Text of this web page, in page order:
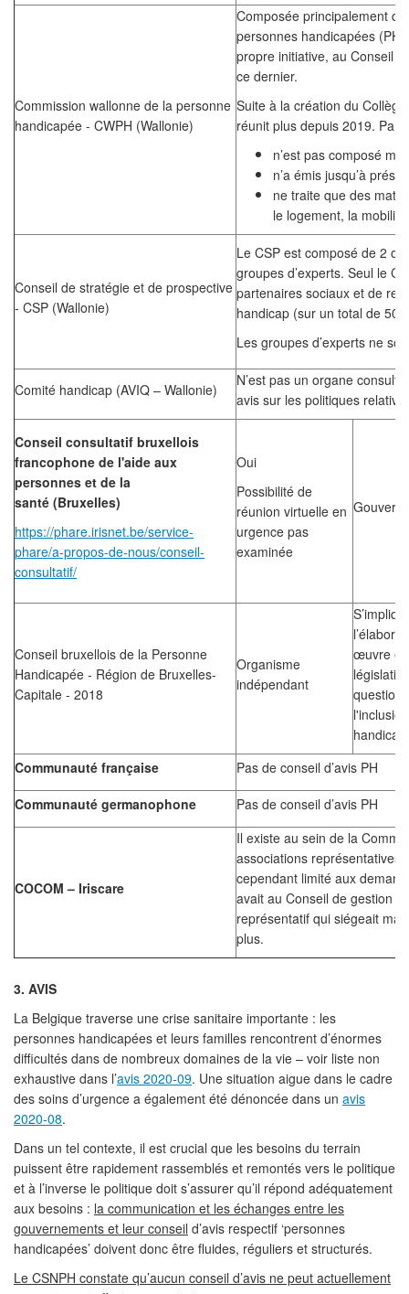
Commission wallonne de la personne
handicapée - CWPH (Wallonie)
Composée principalement
personnes handicapées
propre initiative, au Conseil
ce dernier.
Suite à la création du
réunit plus depuis 2019. Par
n’est pas composé
n’a émis jusqu’à
ne traite que des
le logement, la
Conseil de stratégie et de prospective
- CSP (Wallonie)
Le CSP est composé de 2
groupes d’experts. Seul le
partenaires sociaux et de
handicap (sur un total de 50
Les groupes d’experts ne
Comité handicap (AVIQ – Wallonie)
N’est pas un organe
avis sur les politiques
Conseil consultatif bruxellois
francophone de l'aide aux
personnes et de la
santé (Bruxelles)
https://phare.irisnet.be/service-
phare/a-propos-de-nous/conseil-
consultatif/
Oui
Possibilité de
réunion virtuelle en
urgence pas
examinée
Conseil bruxellois de la Personne
Handicapée - Région de Bruxelles-
Capitale - 2018
Organisme
indépendant
œuvre et
question
Communauté française
Pas de conseil d’avis PH
Communauté germanophone
Pas de conseil d’avis PH
COCOM – Iriscare
Il existe au sein de la
associations représentatives
cependant limité aux
avait au Conseil de gestion
représentatif qui siégeait
plus.
3. AVIS
La Belgique traverse une crise sanitaire importante : les
personnes handicapées et leurs familles rencontrent d’énormes
difficultés dans de nombreux domaines de la vie – voir liste non
exhaustive dans l’avis 2020-09. Une situation aigue dans le cadre
des soins d’urgence a également été dénoncée dans un avis
2020-08.
Dans un tel contexte, il est crucial que les besoins du terrain
puissent être rapidement rassemblés et remontés vers le politique
et à l’inverse le politique doit s’assurer qu’il répond adéquatement
aux besoins : la communication et les échanges entre les
gouvernements et leur conseil d’avis respectif ‘personnes
handicapées’ doivent donc être fluides, réguliers et structurés.
Le CSNPH constate qu’aucun conseil d’avis ne peut actuellement